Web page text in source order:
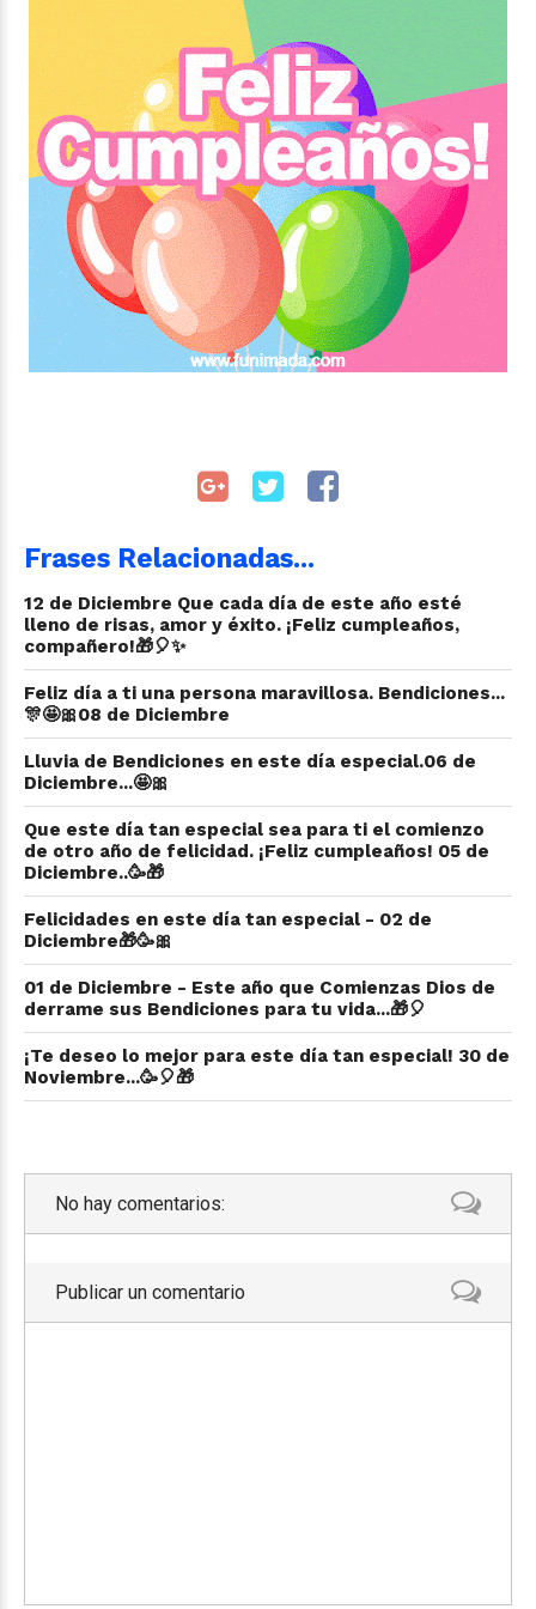
Frases Relacionadas...
12 de Diciembre Que cada día de este año esté
lleno de risas, amor y éxito. ¡Feliz cumpleaños,
compañero!🎁🎈✨
Feliz día a ti una persona maravillosa. Bendiciones...
🎊🤩🎀08 de Diciembre
Lluvia de Bendiciones en este día especial.06 de
Diciembre...🤩🎀
Que este día tan especial sea para ti el comienzo
de otro año de felicidad. ¡Feliz cumpleaños! 05 de
Diciembre..🥳🎁
Felicidades en este día tan especial - 02 de
Diciembre🎁🥳🎀
01 de Diciembre - Este año que Comienzas Dios de
derrame sus Bendiciones para tu vida...🎁🎈
¡Te deseo lo mejor para este día tan especial! 30 de
Noviembre...🥳🎈🎁
No hay comentarios:
Publicar un comentario